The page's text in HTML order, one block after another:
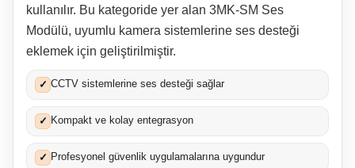
kullanılır. Bu kategoride yer alan 3MK-SM Ses
Modülü, uyumlu kamera sistemlerine ses desteği
eklemek için geliştirilmiştir.
✓ CCTV sistemlerine ses desteği sağlar
✓ Kompakt ve kolay entegrasyon
✓ Profesyonel güvenlik uygulamalarına uygundur